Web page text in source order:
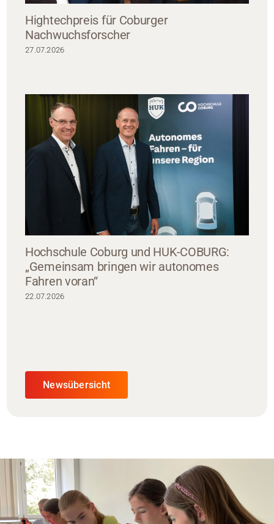
Hightechpreis für Coburger
Nachwuchsforscher
27.07.2026
Hochschule Coburg und HUK-COBURG:
„Gemeinsam bringen wir autonomes
Fahren voran“
22.07.2026
Newsübersicht